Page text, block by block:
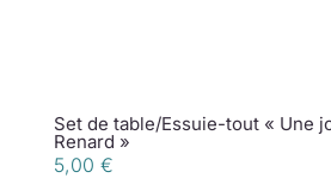
Set de table/Essuie-tout « Une
Renard »
5,00 €